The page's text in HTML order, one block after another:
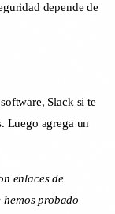
depende de
Slack si te
Luego agrega un
enlaces de
probado